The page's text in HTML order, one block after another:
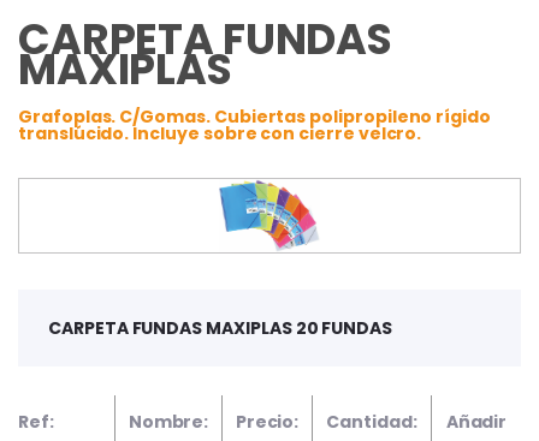
CARPETA FUNDAS
MAXIPLAS
Grafoplas. C/Gomas. Cubiertas polipropileno rígido
translúcido. Incluye sobre con cierre velcro.
CARPETA FUNDAS MAXIPLAS 20 FUNDAS
Ref: Nombre: Precio: Cantidad: Añadir